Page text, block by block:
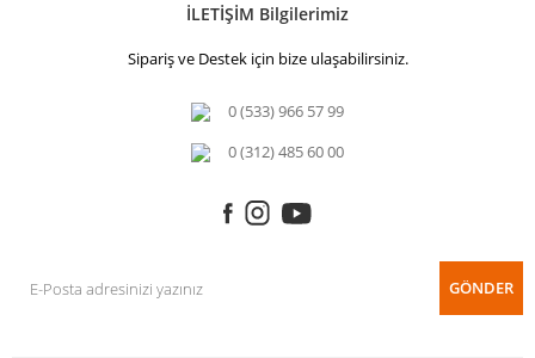
İLETİŞİM Bilgilerimiz
Sipariş ve Destek için bize ulaşabilirsiniz.
0 (533) 966 57 99
0 (312) 485 60 00
GÖNDER